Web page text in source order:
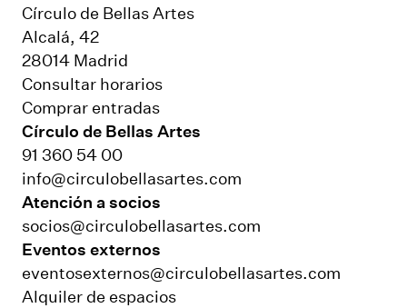
Círculo de Bellas Artes
Alcalá, 42
28014 Madrid
Consultar horarios
Comprar entradas
Círculo de Bellas Artes
91 360 54 00
info@circulobellasartes.com
Atención a socios
socios@circulobellasartes.com
Eventos externos
eventosexternos@circulobellasartes.com
Alquiler de espacios